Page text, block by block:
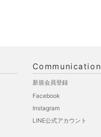
Communication
新規会員登録
Facebook
Instagram
LINE公式アカウント